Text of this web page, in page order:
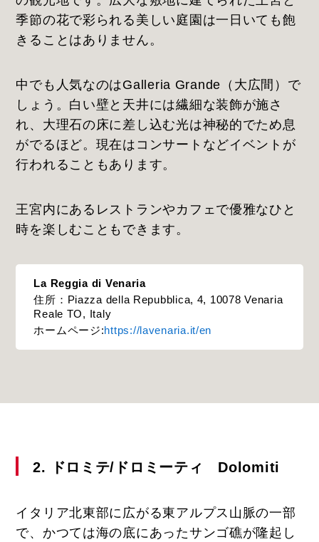
季節の花で彩られる美しい庭園は一日いても飽
きることはありません。
中でも人気なのはGalleria Grande（大広間）で
しょう。白い壁と天井には繊細な装飾が施さ
れ、大理石の床に差し込む光は神秘的でため息
がでるほど。現在はコンサートなどイベントが
行われることもあります。
王宮内にあるレストランやカフェで優雅なひと
時を楽しむこともできます。
La Reggia di Venaria
住所：Piazza della Repubblica, 4, 10078 Venaria
Reale TO, Italy
ホームページ:https://lavenaria.it/en
2. ドロミテ/ドロミーティ Dolomiti
イタリア北東部に広がる東アルプス山脈の一部
で、かつては海の底にあったサンゴ礁が隆起し